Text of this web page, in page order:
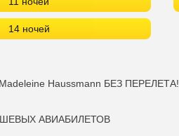
14 ночей
Haussmann БЕЗ ПЕРЕЛЕТА!
АВИАБИЛЕТОВ